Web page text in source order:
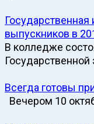
Государственная
выпускников в
В колледже
Всегда готовы
Вечером 10